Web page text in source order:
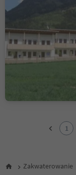
6
1
Zakwaterowanie